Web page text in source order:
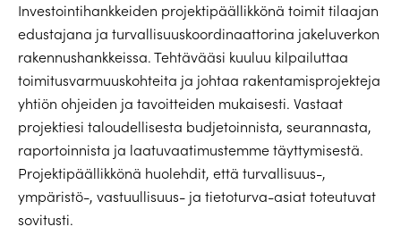
Investointihankkeiden projektipäällikkönä toimit tilaajan
edustajana ja turvallisuuskoordinaattorina jakeluverkon
rakennushankkeissa. Tehtävääsi kuuluu kilpailuttaa
toimitusvarmuuskohteita ja johtaa rakentamisprojekteja
yhtiön ohjeiden ja tavoitteiden mukaisesti. Vastaat
projektiesi taloudellisesta budjetoinnista, seurannasta,
raportoinnista ja laatuvaatimustemme täyttymisestä.
Projektipäällikkönä huolehdit, että turvallisuus-,
ympäristö-, vastuullisuus- ja tietoturva-asiat toteutuvat
sovitusti.